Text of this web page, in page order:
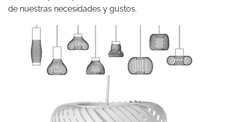
de nuestras necesidades y gustos.